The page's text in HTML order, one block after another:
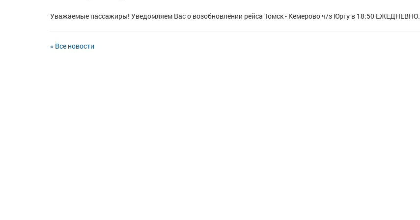
Уважаемые пассажиры! Уведомляем Вас о возобновлении рейса Томск - Кемерово ч/з Юргу в 18:50 ЕЖЕДНЕВНО.
« Все новости